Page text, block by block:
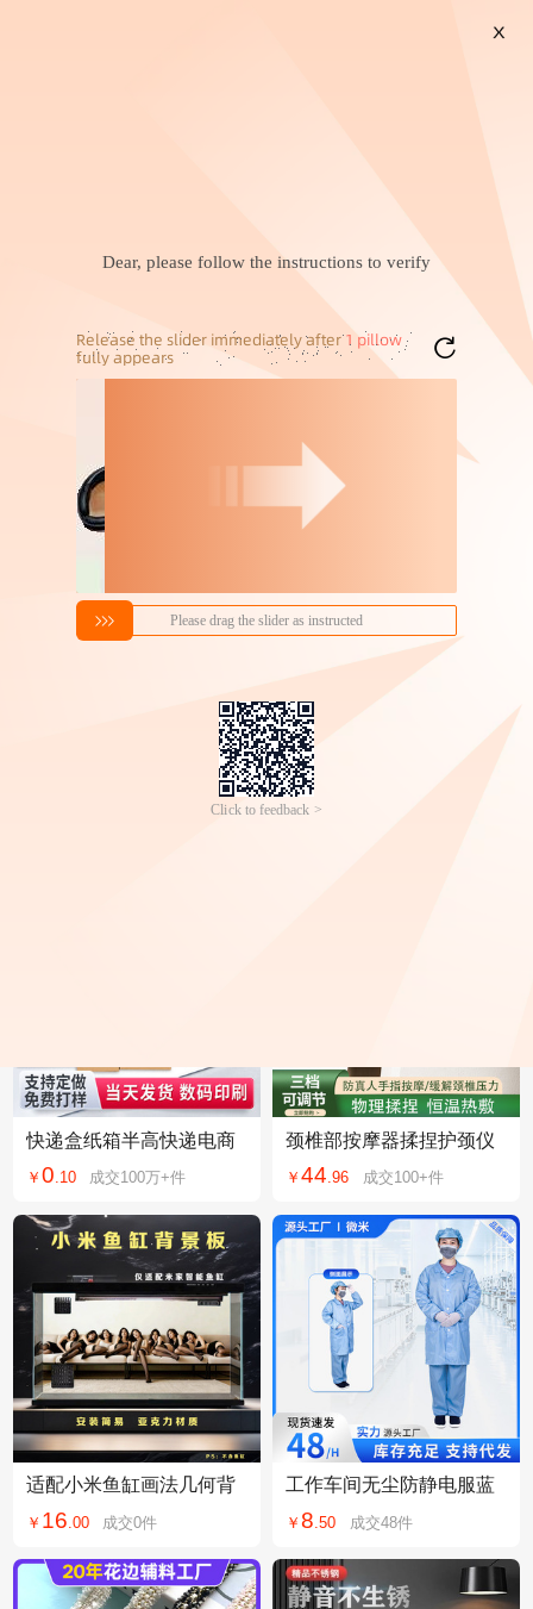
显示器增高台
转舌锁 信箱锁更衣柜锁 双
门柜密码锁
89 成交
CPP卡膜20丝透明咕卡卡
套小卡二层卡膜 吧唧保护
袋封自粘袋爆米花
朗正LZ-6梅花插座C6卡式
宽脚电饭煲插座电热水壶
烫金款吧唧冰箱贴马口铁
磁贴定制二次元动漫周边
快递盒纸箱半高快递电商
搬家纸箱大纸箱子
￥ 0.10 成交100万+件
颈椎部按摩器揉捏护颈仪
颈部U型按摩枕
￥44.96 成交100+件
适配小米鱼缸画法几何背
款八骏图造景装饰
￥ 16 00 成交0件
工作车间无尘防静电服蓝
防护喷漆服静电服
￥8 .50 成交48件
X